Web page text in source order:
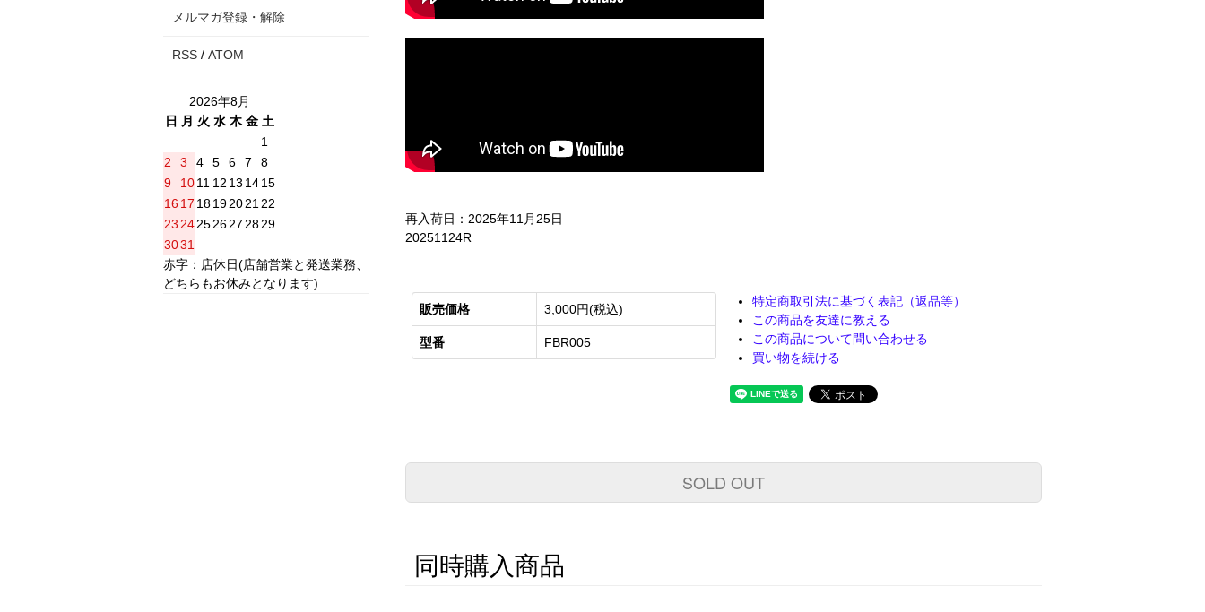
再入荷日：2025年11月25日
20251124R
販売価格 3,000円(税込)
型番 FBR005
特定商取引法に基づく表記（返品等）
この商品を友達に教える
この商品について問い合わせる
買い物を続ける
SOLD OUT
同時購入商品
メルマガ登録・解除
RSS / ATOM
2026年8月
日
月 火 水 木 金 土
1
2
3 4 5 6 7
8
9
1011 12 13 1415
16 17 18192021 22
23 24252627 2829
3031
赤字：店休日(店舗営業と発送業務、
どちらもお休みとなります)